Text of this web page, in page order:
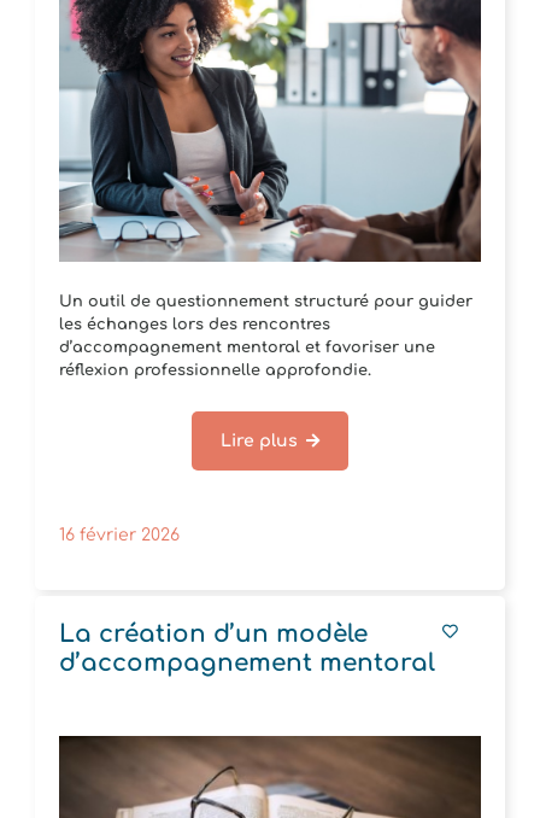
Un outil de questionnement structuré pour guider
les échanges lors des rencontres
d’accompagnement mentoral et favoriser une
réflexion professionnelle approfondie.
Lire plus
16 février 2026
La création d’un modèle
d’accompagnement mentoral